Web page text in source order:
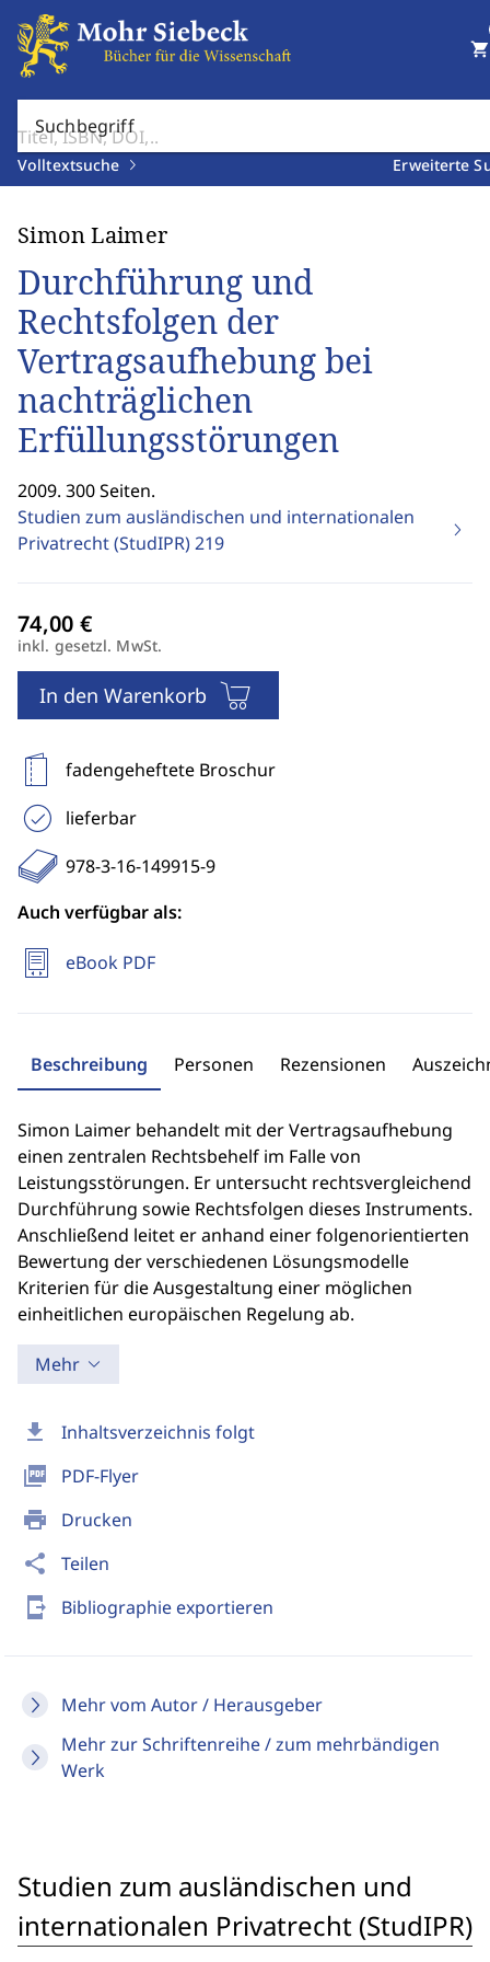
Suchbegriff
Volltextsuche Erweiterte
shopping_cart
download Inhaltsverzeichnis folgt
picture_as_pdf PDF-Flyer
print Drucken
share Teilen
send_to_mobile Bibliographie exportieren
Mehr vom Autor / Herausgeber
Mehr zur Schriftenreihe / zum mehrbändigen
Werk
Simon Laimer
Durchführung und
Rechtsfolgen der
Vertragsaufhebung bei
nachträglichen
Erfüllungsstörungen
2009. 300 Seiten.
Studien zum ausländischen und internationalen
Privatrecht (StudIPR)219
inkl. gesetzl. MwSt.
In den Warenkorb
fadengeheftete Broschur
lieferbar
978-3-16-149915-9
Auch verfügbar als:
eBook PDF
Beschreibung Personen Rezensionen
Simon Laimer behandelt mit der Vertragsaufhebung
einen zentralen Rechtsbehelf im Falle von
Leistungsstörungen. Er untersucht rechtsvergleichend
Durchführung sowie Rechtsfolgen dieses Instruments.
Anschließend leitet er anhand einer folgenorientierten
Bewertung der verschiedenen Lösungsmodelle
Kriterien für die Ausgestaltung einer möglichen
einheitlichen europäischen Regelung ab.
Mehr
Studien zum ausländischen und
internationalen Privatrecht (StudIPR)